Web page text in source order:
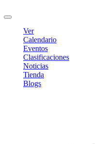
Ver
Calendario
Eventos
Clasificaciones
Noticias
Tienda
Blogs